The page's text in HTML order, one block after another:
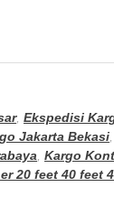
, Ekspedisi
Jakarta Bekasi,
, Kargo
20 feet 40 feet